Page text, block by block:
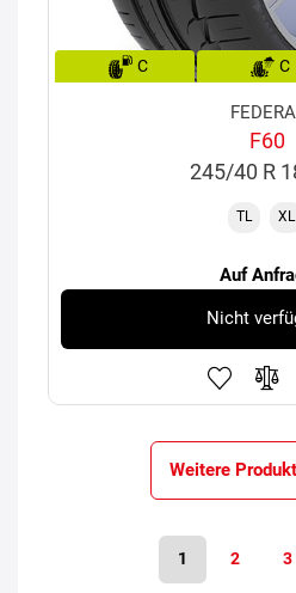
C C
F60
245/40 R
TL XL
Auf
Nicht
Weitere
1 2 3